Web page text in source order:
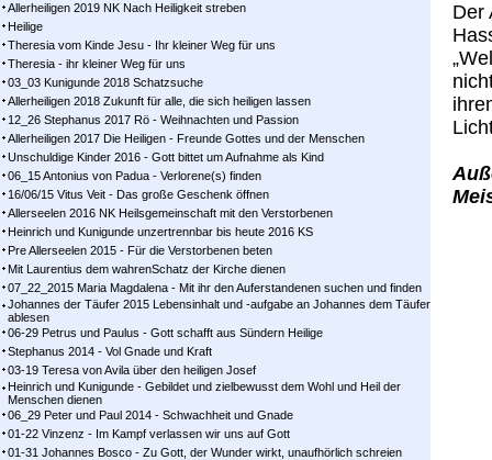
Allerheiligen 2019 NK Nach Heiligkeit streben
Heilige
Theresia vom Kinde Jesu - Ihr kleiner Weg für uns
Theresia - ihr kleiner Weg für uns
03_03 Kunigunde 2018 Schatzsuche
Allerheiligen 2018 Zukunft für alle, die sich heiligen lassen
12_26 Stephanus 2017 Rö - Weihnachten und Passion
Allerheiligen 2017 Die Heiligen - Freunde Gottes und der Menschen
Unschuldige Kinder 2016 - Gott bittet um Aufnahme als Kind
06_15 Antonius von Padua - Verlorene(s) finden
16/06/15 Vitus Veit - Das große Geschenk öffnen
Allerseelen 2016 NK Heilsgemeinschaft mit den Verstorbenen
Heinrich und Kunigunde unzertrennbar bis heute 2016 KS
Pre Allerseelen 2015 - Für die Verstorbenen beten
Mit Laurentius dem wahrenSchatz der Kirche dienen
07_22_2015 Maria Magdalena - Mit ihr den Auferstandenen suchen und finden
Johannes der Täufer 2015 Lebensinhalt und -aufgabe an Johannes dem Täufer
ablesen
06-29 Petrus und Paulus - Gott schafft aus Sündern Heilige
Stephanus 2014 - Vol Gnade und Kraft
03-19 Teresa von Avila über den heiligen Josef
Heinrich und Kunigunde - Gebildet und zielbewusst dem Wohl und Heil der
Menschen dienen
06_29 Peter und Paul 2014 - Schwachheit und Gnade
01-22 Vinzenz - Im Kampf ver­las­sen wir uns auf Gott
01-31 Johannes Bosco - Zu Gott, der Wunder wirkt, unaufhörlich schreien
Der